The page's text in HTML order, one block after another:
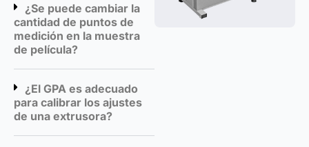
¿Se puede cambiar la
cantidad de puntos de
medición en la muestra
de película?
¿El GPA es adecuado
para calibrar los ajustes
de una extrusora?